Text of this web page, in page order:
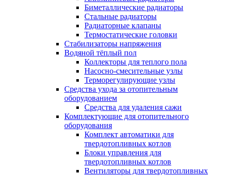
Биметаллические радиаторы
Стальные радиаторы
Радиаторные клапаны
Термостатические головки
Стабилизаторы напряжения
Водяной тёплый пол
Коллекторы для теплого пола
Насосно-смесительные узлы
Терморегулирующие узлы
Средства ухода за отопительным
оборудованием
Средства для удаления сажи
Комплектующие для отопительного
оборудования
Комплект автоматики для
твердотопливных котлов
Блоки управления для
твердотопливных котлов
Вентиляторы для твердотопливных